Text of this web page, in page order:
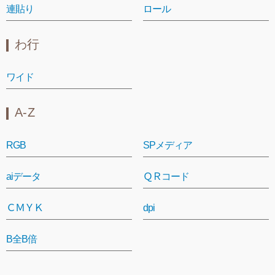
連貼り ロール
わ行
ワイド
A-Z
RGB SPメディア
aiデータ ＱＲコード
ＣＭＹＫ dpi
B全B倍